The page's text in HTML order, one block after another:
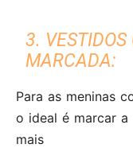
3.
MARCADA:
Para as meninas
o ideal é marcar